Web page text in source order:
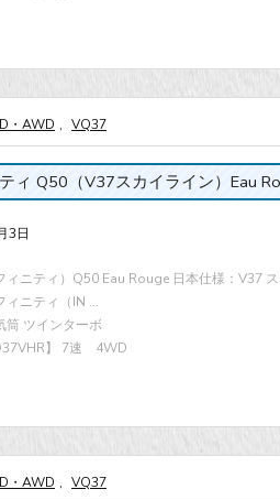
・AWD , VQ37
ィ Q50（V37スカイライン）Eau
3日
ィニティ）Q50 Eau Rouge 日本仕様：V37
ニティ（IN ...
筒 ツインターボ
】 7速 4WD
・AWD , VQ37